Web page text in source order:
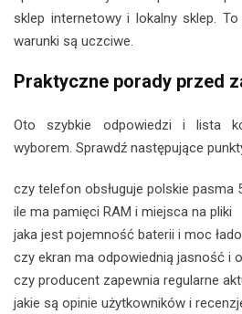
sklep internetowy i lokalny sklep.
warunki są uczciwe.
Praktyczne porady przed
Oto szybkie odpowiedzi i lista
wyborem. Sprawdź następujące
czy telefon obsługuje polskie pasma
ile ma pamięci RAM i miejsca na pliki
jaka jest pojemność baterii i moc
czy ekran ma odpowiednią jasność i
czy producent zapewnia regularne
jakie są opinie użytkowników i